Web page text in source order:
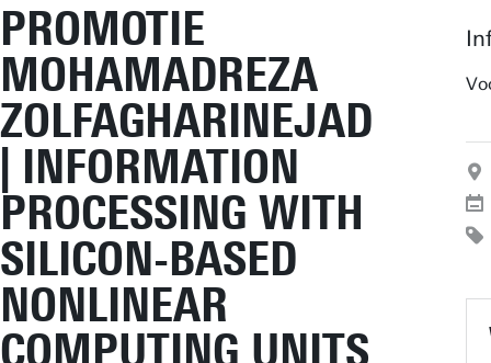
PROMOTIE
MOHAMADREZA
ZOLFAGHARINEJAD
| INFORMATION
PROCESSING WITH
SILICON-BASED
NONLINEAR
COMPUTING UNITS